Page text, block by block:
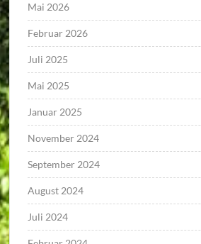
Mai 2026
Februar 2026
Juli 2025
Mai 2025
Januar 2025
November 2024
September 2024
August 2024
Juli 2024